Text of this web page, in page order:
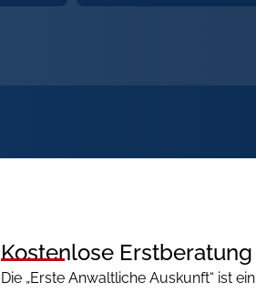
Kostenlose Erstberatung
Die „Erste Anwaltliche Auskunft“ ist ein